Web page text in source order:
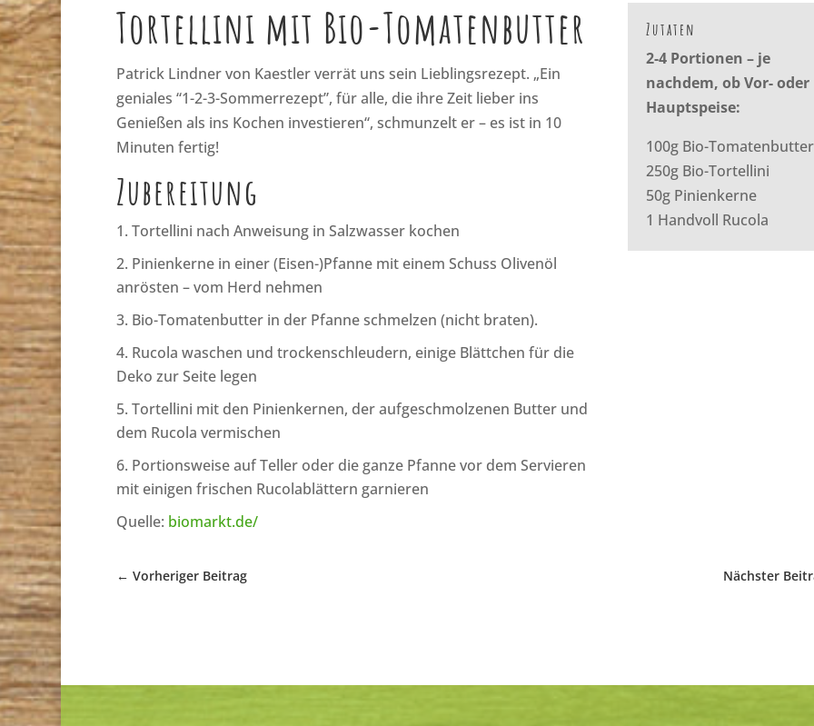
Tortellini mit Bio-Tomatenbutter
Patrick Lindner von Kaestler verrät uns sein Lieblingsrezept. „Ein
geniales “1-2-3-Sommerrezept”, für alle, die ihre Zeit lieber ins
Genießen als ins Kochen investieren“, schmunzelt er – es ist in 10
Minuten fertig!
Zubereitung
Tortellini nach Anweisung in Salzwasser kochen
Pinienkerne in einer (Eisen-)Pfanne mit einem Schuss Olivenöl
anrösten – vom Herd nehmen
Bio-Tomatenbutter in der Pfanne schmelzen (nicht braten).
Rucola waschen und trockenschleudern, einige Blättchen für die
Deko zur Seite legen
Tortellini mit den Pinienkernen, der aufgeschmolzenen Butter und
dem Rucola vermischen
Portionsweise auf Teller oder die ganze Pfanne vor dem Servieren
mit einigen frischen Rucolablättern garnieren
Quelle: biomarkt.de/
Zutaten
2-4 Portionen – je
nachdem, ob Vor- oder
Hauptspeise:
100g Bio-Tomatenbutter
250g Bio-Tortellini
50g Pinienkerne
1 Handvoll Rucola
← Vorheriger Beitrag Nächster